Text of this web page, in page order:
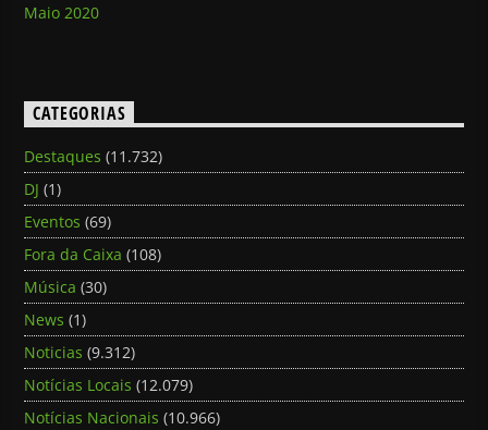
Maio 2020
CATEGORIAS
Destaques (11.732)
DJ (1)
Eventos (69)
Fora da Caixa (108)
Música (30)
News (1)
Noticias (9.312)
Notícias Locais (12.079)
Notícias Nacionais (10.966)